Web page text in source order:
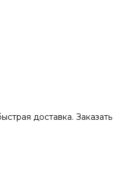
доставка. Заказать